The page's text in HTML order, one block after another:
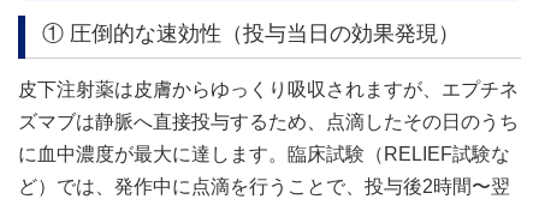
① 圧倒的な速効性（投与当日の効果発現）
皮下注射薬は皮膚からゆっくり吸収されますが、エプチネ
ズマブは静脈へ直接投与するため、点滴したその日のうち
に血中濃度が最大に達します。臨床試験（RELIEF試験な
ど）では、発作中に点滴を行うことで、投与後2時間〜翌